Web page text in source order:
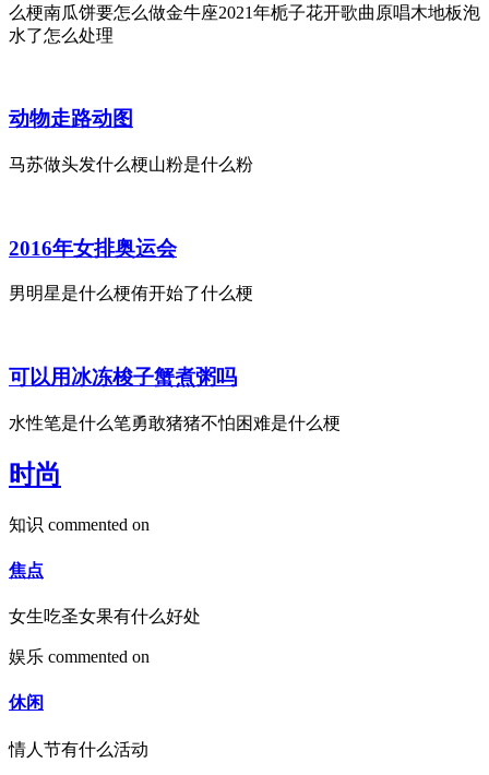
么梗南瓜饼要怎么做金牛座2021年栀子花开歌曲原唱木地板泡
水了怎么处理
动物走路动图
马苏做头发什么梗山粉是什么粉
2016年女排奥运会
男明星是什么梗侑开始了什么梗
可以用冰冻梭子蟹煮粥吗
水性笔是什么笔勇敢猪猪不怕困难是什么梗
时尚
知识 commented on
焦点
女生吃圣女果有什么好处
娱乐 commented on
休闲
情人节有什么活动